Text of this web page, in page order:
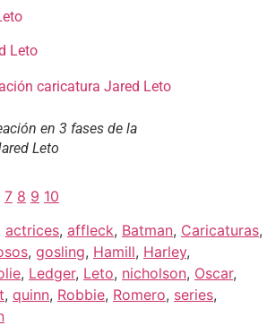
Leto
en 3 fases de la
Leto
7 8 9 10
actrices, affleck, Batman, Caricaturas,
, gosling, Hamill, Harley,
, Ledger, Leto, nicholson, Oscar,
, quinn, Robbie, Romero, series,